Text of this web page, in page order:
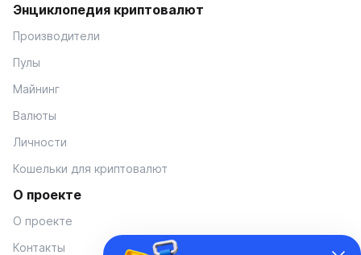
Энциклопедия криптовалют
Производители
Пулы
Майнинг
Валюты
Личности
Кошельки для криптовалют
О проекте
О проекте
Контакты